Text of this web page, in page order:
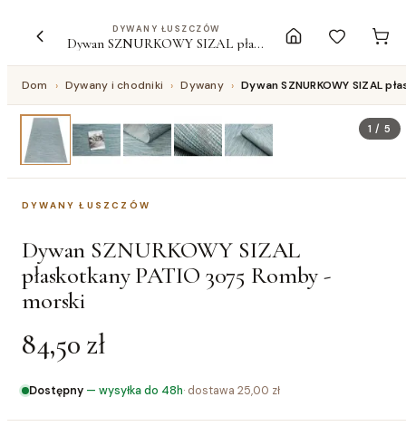
DYWANY ŁUSZCZÓW
Dywan SZNURKOWY SIZAL płaskotkany PATIO 3075 Romby - morski
Dom › Dywany i chodniki › Dywany › Dywan SZNURKOWY SIZAL
1 /5
DYWANY ŁUSZCZÓW
Dywan SZNURKOWY SIZAL
płaskotkany PATIO 3075 Romby -
morski
84,50 zł
Dostępny — wysyłka do 48h· dostawa 25,00 zł